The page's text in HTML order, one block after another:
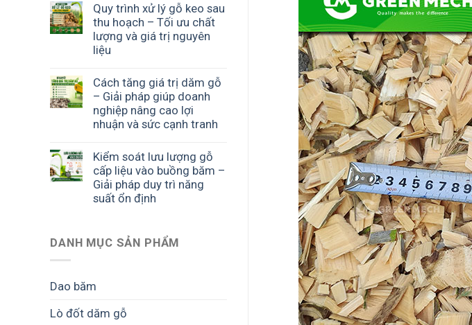
Quy trình xử lý gỗ keo sau
thu hoạch – Tối ưu chất
lượng và giá trị nguyên
liệu
Cách tăng giá trị dăm gỗ
– Giải pháp giúp doanh
nghiệp nâng cao lợi
nhuận và sức cạnh tranh
Kiểm soát lưu lượng gỗ
cấp liệu vào buồng băm –
Giải pháp duy trì năng
suất ổn định
DANH MỤC SẢN PHẨM
Dao băm
Lò đốt dăm gỗ